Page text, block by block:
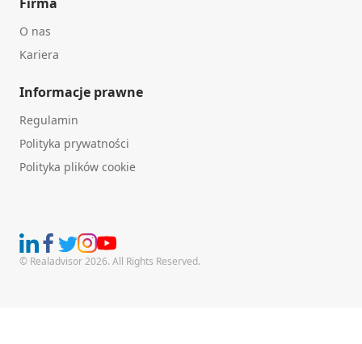
O nas
Kariera
Informacje prawne
Regulamin
Polityka prywatności
Polityka plików cookie
© Realadvisor 2026. All Rights Reserved.